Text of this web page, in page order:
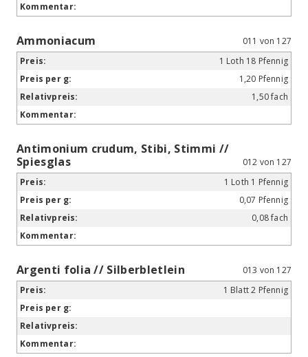
Ammoniacum
011 von 127
1 Loth 18 Pfennig
1,20 Pfennig
1,50 fach
Antimonium crudum, Stibi, Stimmi //
Spiesglas
012 von 127
1 Loth 1 Pfennig
0,07 Pfennig
0,08 fach
Argenti folia // Silberbletlein
013 von 127
1 Blatt 2 Pfennig